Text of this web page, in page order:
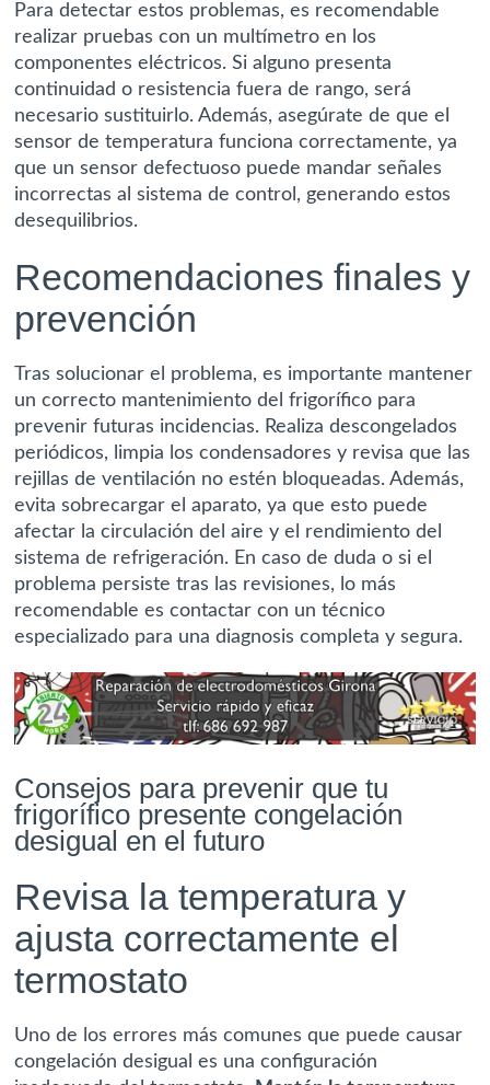
Para detectar estos problemas, es recomendable
realizar pruebas con un multímetro en los
componentes eléctricos. Si alguno presenta
continuidad o resistencia fuera de rango, será
necesario sustituirlo. Además, asegúrate de que el
sensor de temperatura funciona correctamente, ya
que un sensor defectuoso puede mandar señales
incorrectas al sistema de control, generando estos
desequilibrios.
Recomendaciones finales y
prevención
Tras solucionar el problema, es importante mantener
un correcto mantenimiento del frigorífico para
prevenir futuras incidencias. Realiza descongelados
periódicos, limpia los condensadores y revisa que las
rejillas de ventilación no estén bloqueadas. Además,
evita sobrecargar el aparato, ya que esto puede
afectar la circulación del aire y el rendimiento del
sistema de refrigeración. En caso de duda o si el
problema persiste tras las revisiones, lo más
recomendable es contactar con un técnico
especializado para una diagnosis completa y segura.
Consejos para prevenir que tu
frigorífico presente congelación
desigual en el futuro
Revisa la temperatura y
ajusta correctamente el
termostato
Uno de los errores más comunes que puede causar
congelación desigual es una configuración